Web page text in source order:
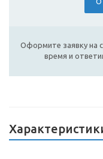
Оформите заявку на
время и